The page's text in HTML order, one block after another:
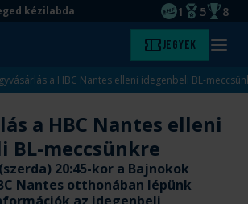
kézilabda
EHF
1
Magyar
5 8
Jegyek Menü
a HBC Nantes elleni idegenbeli BL-
a HBC Nantes elleni
BL-meccsünkre
20:45-kor a Bajnokok
Nantes otthonában lépünk